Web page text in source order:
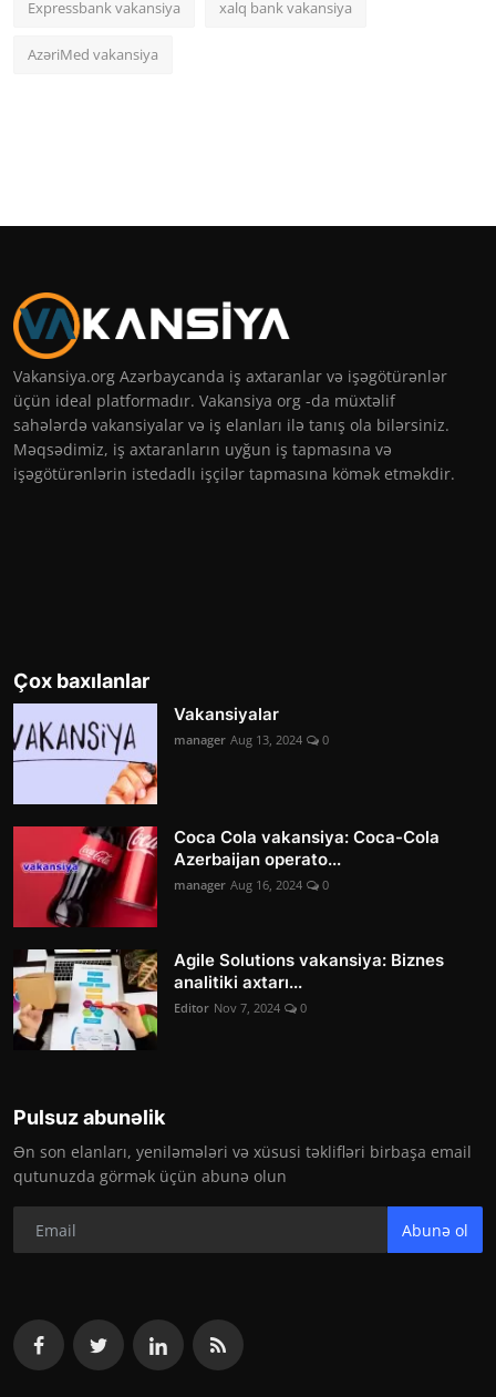
Expressbank vakansiya xalq bank vakansiya
AzəriMed vakansiya
Vakansiya.org Azərbaycanda iş axtaranlar və işəgötürənlər
üçün ideal platformadır. Vakansiya org -da müxtəlif
sahələrdə vakansiyalar və iş elanları ilə tanış ola bilərsiniz.
Məqsədimiz, iş axtaranların uyğun iş tapmasına və
işəgötürənlərin istedadlı işçilər tapmasına kömək etməkdir.
Çox baxılanlar
Vakansiyalar
manager Aug 13, 2024 0
Coca Cola vakansiya: Coca-Cola
Azerbaijan operato...
manager Aug 16, 2024 0
Agile Solutions vakansiya: Biznes
analitiki axtarı...
Editor Nov 7, 2024 0
Pulsuz abunəlik
Ən son elanları, yeniləmələri və xüsusi təklifləri birbaşa email
qutunuzda görmək üçün abunə olun
Abunə ol